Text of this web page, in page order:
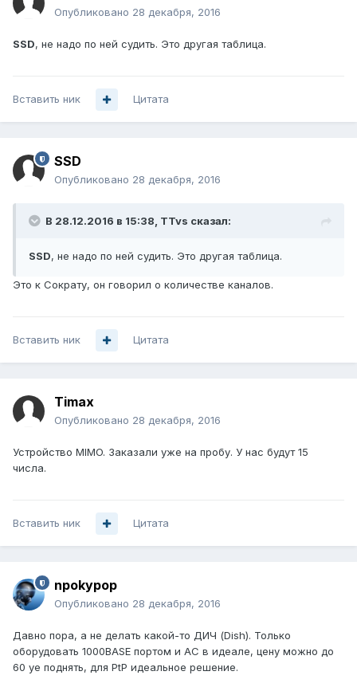
Опубликовано 28 декабря, 2016
SSD, не надо по ней судить. Это другая таблица.
Вставить ник Цитата
SSD
Опубликовано 28 декабря, 2016
В 28.12.2016 в 15:38, TTvs сказал:
SSD, не надо по ней судить. Это другая таблица.
Это к Сократу, он говорил о количестве каналов.
Вставить ник Цитата
Timax
Опубликовано 28 декабря, 2016
Устройство MIMO. Заказали уже на пробу. У нас будут 15
числа.
Вставить ник Цитата
npokypop
Опубликовано 28 декабря, 2016
Давно пора, а не делать какой-то ДИЧ (Dish). Только
оборудовать 1000BASE портом и АС в идеале, цену можно до
60 уе поднять, для PtP идеальное решение.